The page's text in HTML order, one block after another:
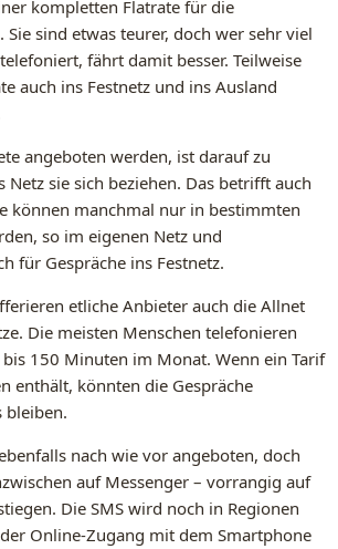
kompletten Flatrate für die
Sie sind etwas teurer, doch wer sehr viel
fährt damit besser. Teilweise
auch ins Festnetz und ins Ausland
angeboten werden, ist darauf zu
Netz sie sich beziehen. Das betrifft auch
können manchmal nur in bestimmten
so im eigenen Netz und
für Gespräche ins Festnetz.
etliche Anbieter auch die Allnet
Die meisten Menschen telefonieren
150 Minuten im Monat. Wenn ein Tarif
enthält, könnten die Gespräche
bleiben.
nach wie vor angeboten, doch
auf Messenger – vorrangig auf
Die SMS wird noch in Regionen
Online-Zugang mit dem Smartphone